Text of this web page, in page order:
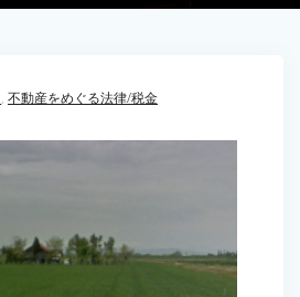
, 不動産をめぐる法律/税金